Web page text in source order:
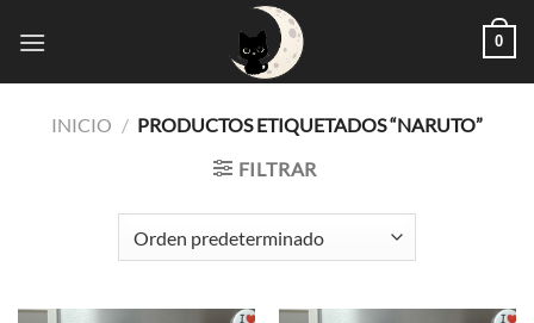
0
INICIO / PRODUCTOS ETIQUETADOS “NARUTO”
FILTRAR